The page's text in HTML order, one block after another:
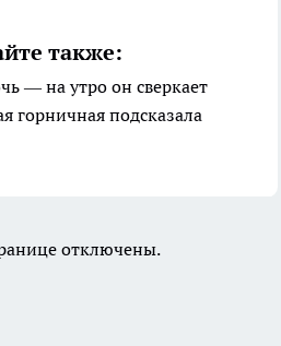
также:
— на утро он сверкает
горничная подсказала
отключены.